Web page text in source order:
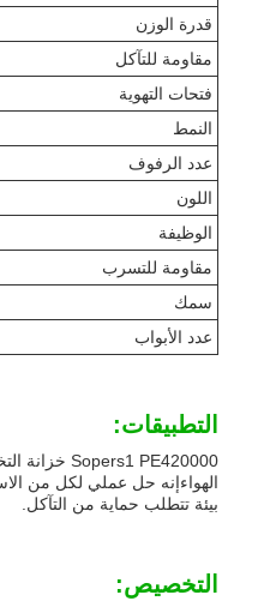
قدرة الوزن
مقاومة للتآكل
فتحات التهوية
النمط
عدد الرفوف
اللون
الوظيفة
مقاومة للتسرب
سمك
عدد الأبواب
التطبيقات:
الهواءإنه حل عملي لكل من
بيئة تتطلب حماية من التآكل.
التخصيص: